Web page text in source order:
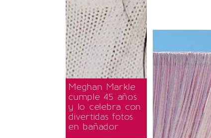
Meghan Markle
cumple 45 años
y lo celebra con
divertidas fotos
en bañador